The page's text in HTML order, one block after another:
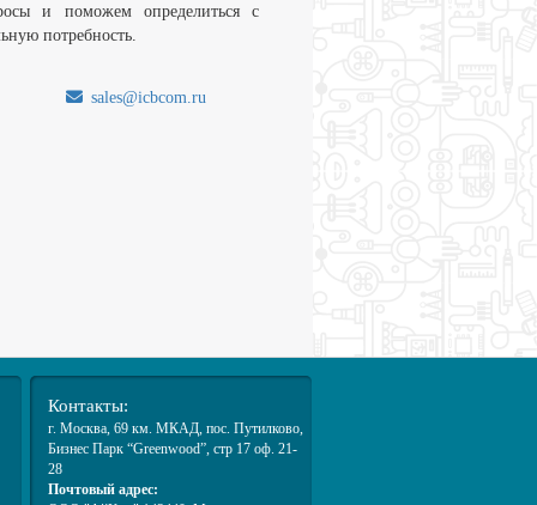
и поможем определиться с
потребность.
sales@icbcom.ru
Контакты:
г. Москва, 69 км. МКАД, пос. Путилково,
Бизнес Парк “Greenwood”, стр 17 оф. 21-
28
Почтовый адрес: